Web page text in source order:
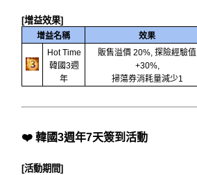
[增益效果]
增益名稱 效果
Hot Time
韓國3週
年
販售溢價 20%, 探險經驗值
+30%,
掃蕩券消耗量減少1
❤️ 韓國3週年7天簽到活動
[活動期間]